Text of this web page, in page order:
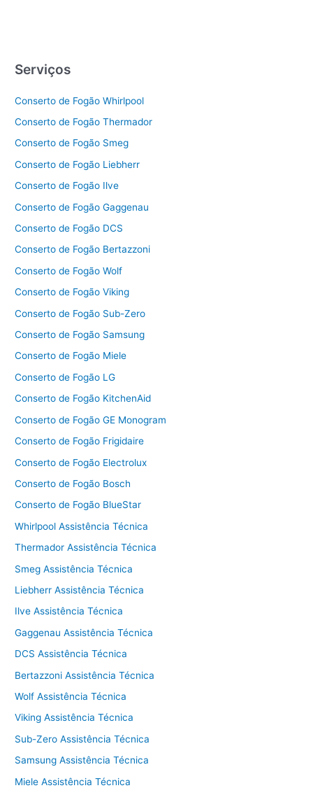
Serviços
Conserto de Fogão Whirlpool
Conserto de Fogão Thermador
Conserto de Fogão Smeg
Conserto de Fogão Liebherr
Conserto de Fogão Ilve
Conserto de Fogão Gaggenau
Conserto de Fogão DCS
Conserto de Fogão Bertazzoni
Conserto de Fogão Wolf
Conserto de Fogão Viking
Conserto de Fogão Sub-Zero
Conserto de Fogão Samsung
Conserto de Fogão Miele
Conserto de Fogão LG
Conserto de Fogão KitchenAid
Conserto de Fogão GE Monogram
Conserto de Fogão Frigidaire
Conserto de Fogão Electrolux
Conserto de Fogão Bosch
Conserto de Fogão BlueStar
Whirlpool Assistência Técnica
Thermador Assistência Técnica
Smeg Assistência Técnica
Liebherr Assistência Técnica
Ilve Assistência Técnica
Gaggenau Assistência Técnica
DCS Assistência Técnica
Bertazzoni Assistência Técnica
Wolf Assistência Técnica
Viking Assistência Técnica
Sub-Zero Assistência Técnica
Samsung Assistência Técnica
Miele Assistência Técnica